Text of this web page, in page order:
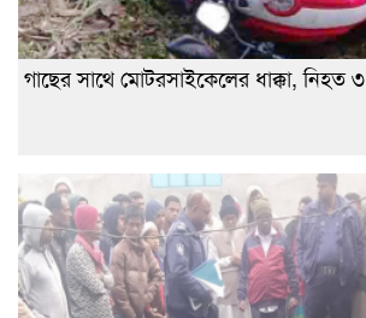
গাছের সাথে মোটরসাইকেলের ধাক্কা, নিহত ৩